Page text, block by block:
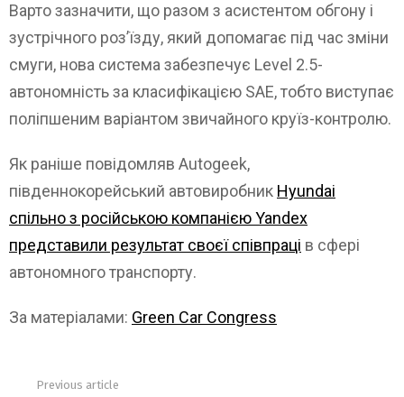
Варто зазначити, що разом з асистентом обгону і
зустрічного роз’їзду, який допомагає під час зміни
смуги, нова система забезпечує Level 2.5-
автономність за класифікацією SAE, тобто виступає
поліпшеним варіантом звичайного круїз-контролю.
Як раніше повідомляв Autogeek,
південнокорейський автовиробник Hyundai
спільно з російською компанією Yandex
представили результат своєї співпраці в сфері
автономного транспорту.
За матеріалами: Green Car Congress
Previous article